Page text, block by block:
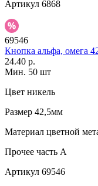
Артикул 6868
69546
Кнопка альфа, омега
24.40 р.
Мин. 50 шт
Цвет никель
Размер 42,5мм
Материал цветной
Прочее часть A
Артикул 69546